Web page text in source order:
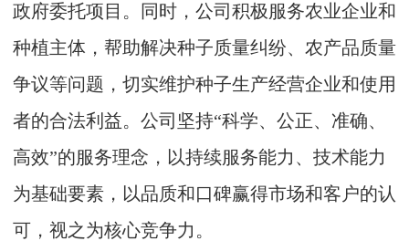
政府委托项目。同时，公司积极服务农业企业和
种植主体，帮助解决种子质量纠纷、农产品质量
争议等问题，切实维护种子生产经营企业和使用
者的合法利益。公司坚持“科学、公正、准确、
高效”的服务理念，以持续服务能力、技术能力
为基础要素，以品质和口碑赢得市场和客户的认
可，视之为核心竞争力。